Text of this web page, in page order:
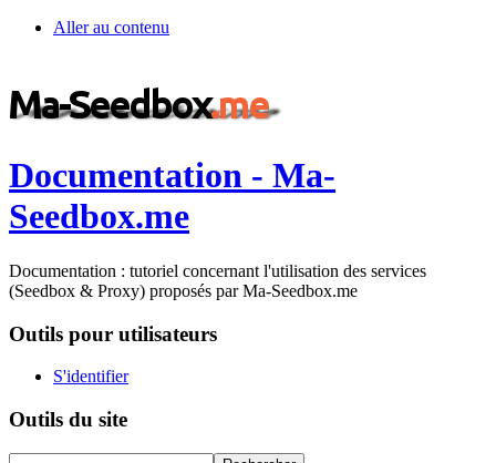
Aller au contenu
Documentation - Ma-
Seedbox.me
Documentation : tutoriel concernant l'utilisation des services
(Seedbox & Proxy) proposés par Ma-Seedbox.me
Outils pour utilisateurs
S'identifier
Outils du site